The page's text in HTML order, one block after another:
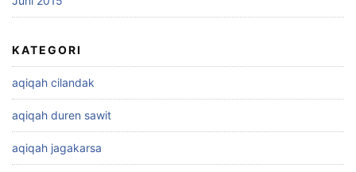
KATEGORI
aqiqah cilandak
aqiqah duren sawit
aqiqah jagakarsa